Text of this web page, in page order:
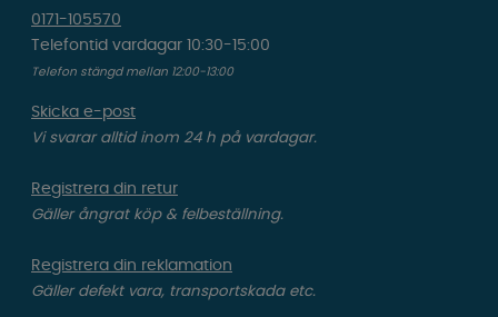
0171-105570
Telefontid vardagar 10:30-15:00
Telefon stängd mellan 12:00-13:00
Skicka e-post
Vi svarar alltid inom 24 h på vardagar.
Registrera din retur
Gäller ångrat köp & felbeställning.
Registrera din reklamation
Gäller defekt vara, transportskada etc.